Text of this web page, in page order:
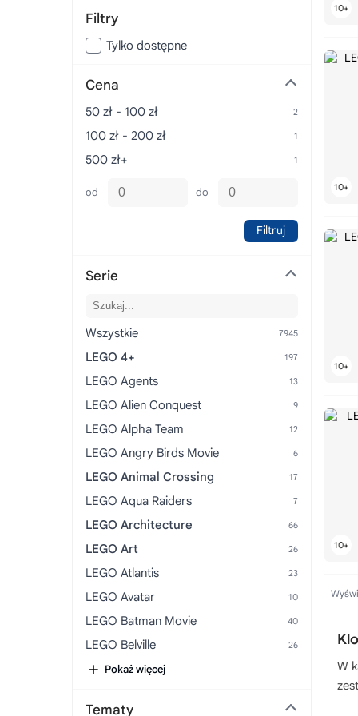
W
Filtry
Tylko dostępne
Cena
50 zł - 100 zł
100 zł - 200 zł
500 zł+
od do
Filtruj
Serie
Wszystkie
LEGO 4+
LEGO Agents
LEGO Alien Conquest
LEGO Alpha Team
LEGO Angry Birds Movie
LEGO Animal Crossing
LEGO Aqua Raiders
LEGO Architecture
LEGO Art
LEGO Atlantis
LEGO Avatar
LEGO Batman Movie
LEGO Belville
LEGO Ben 10 Alien Force
Pokaż więcej
Tematy